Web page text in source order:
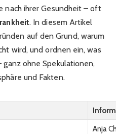
nach ihrer Gesundheit – oft
. In diesem Artikel
auf den Grund, warum
wird, und ordnen ein, was
ohne Spekulationen,
und Fakten.
Anja